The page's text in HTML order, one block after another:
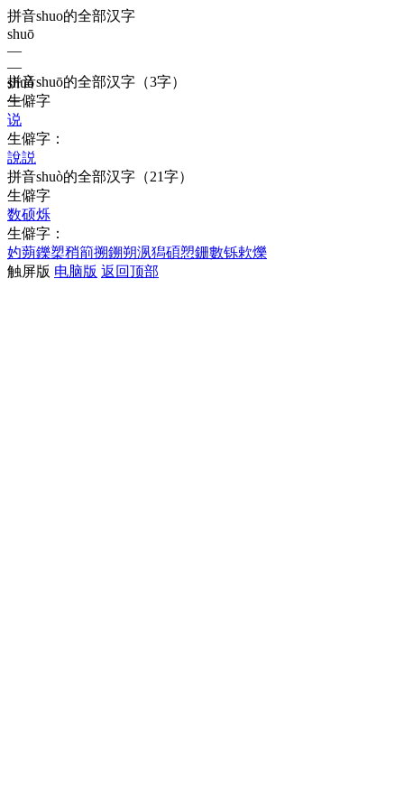
拼音shuo的全部汉字
shuō
—
—
shuò
—
拼音shuō的全部汉字 （3字）
生僻字
说
生僻字：
說説
拼音shuò的全部汉字 （21字）
生僻字
数硕烁
生僻字：
妁蒴鑠槊矟箾搠鎙朔洬獡碩愬銏數铄欶爍
触屏版 电脑版 返回顶部